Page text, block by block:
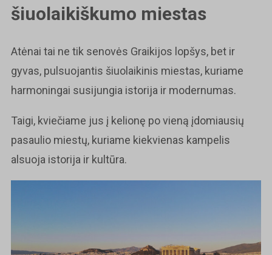
šiuolaikiškumo miestas
Atėnai tai ne tik senovės Graikijos lopšys, bet ir
gyvas, pulsuojantis šiuolaikinis miestas, kuriame
harmoningai susijungia istorija ir modernumas.
Taigi, kviečiame jus į kelionę po vieną įdomiausių
pasaulio miestų, kuriame kiekvienas kampelis
alsuoja istorija ir kultūra.